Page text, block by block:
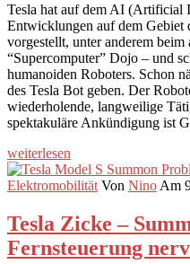
Tesla hat auf dem AI (Artificial
Entwicklungen auf dem Gebiet
vorgestellt, unter anderem
“Supercomputer” Dojo – und
humanoiden Roboters. Schon
des Tesla Bot geben. Der
wiederholende, langweilige
spektakuläre Ankündigung ist
weiterlesen
Elektromobilität Von Nino Am
Tesla Zicke –
Fernsteuerung